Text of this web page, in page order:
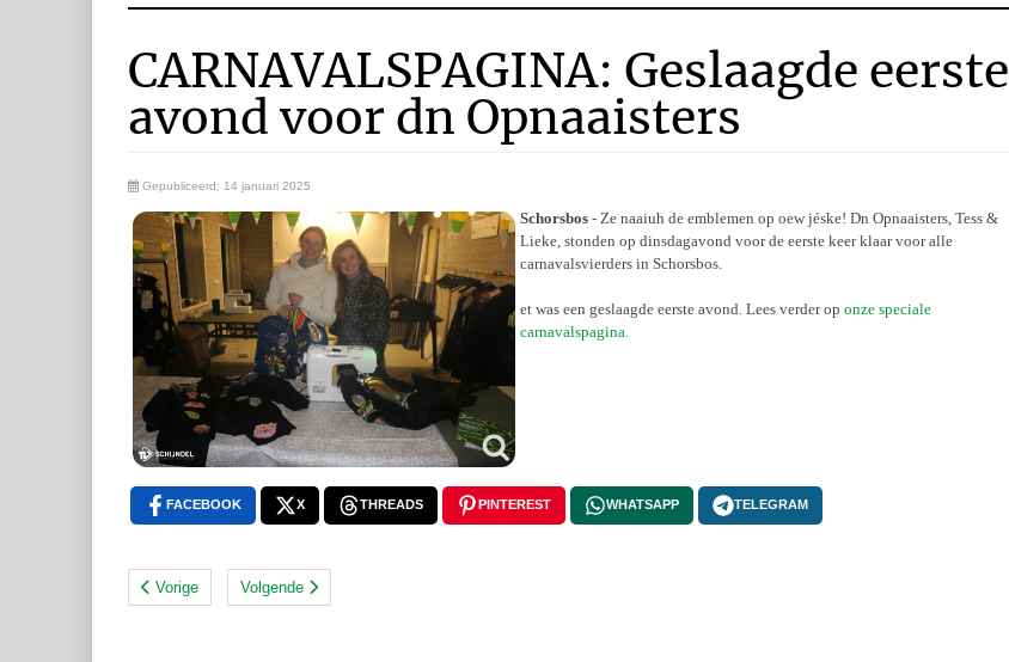
CARNAVALSPAGINA: Geslaagde eerste
avond voor dn Opnaaisters
Gepubliceerd: 14 januari 2025
Schorsbos - Ze naaiuh de emblemen op oew jéske! Dn Opnaaisters, Tess &
Lieke, stonden op dinsdagavond voor de eerste keer klaar voor alle
carnavalsvierders in Schorsbos.
et was een geslaagde eerste avond. Lees verder op onze speciale
carnavalspagina.
FACEBOOK X THREADS PINTEREST WHATSAPP TELEGRAM
Vorige Volgende